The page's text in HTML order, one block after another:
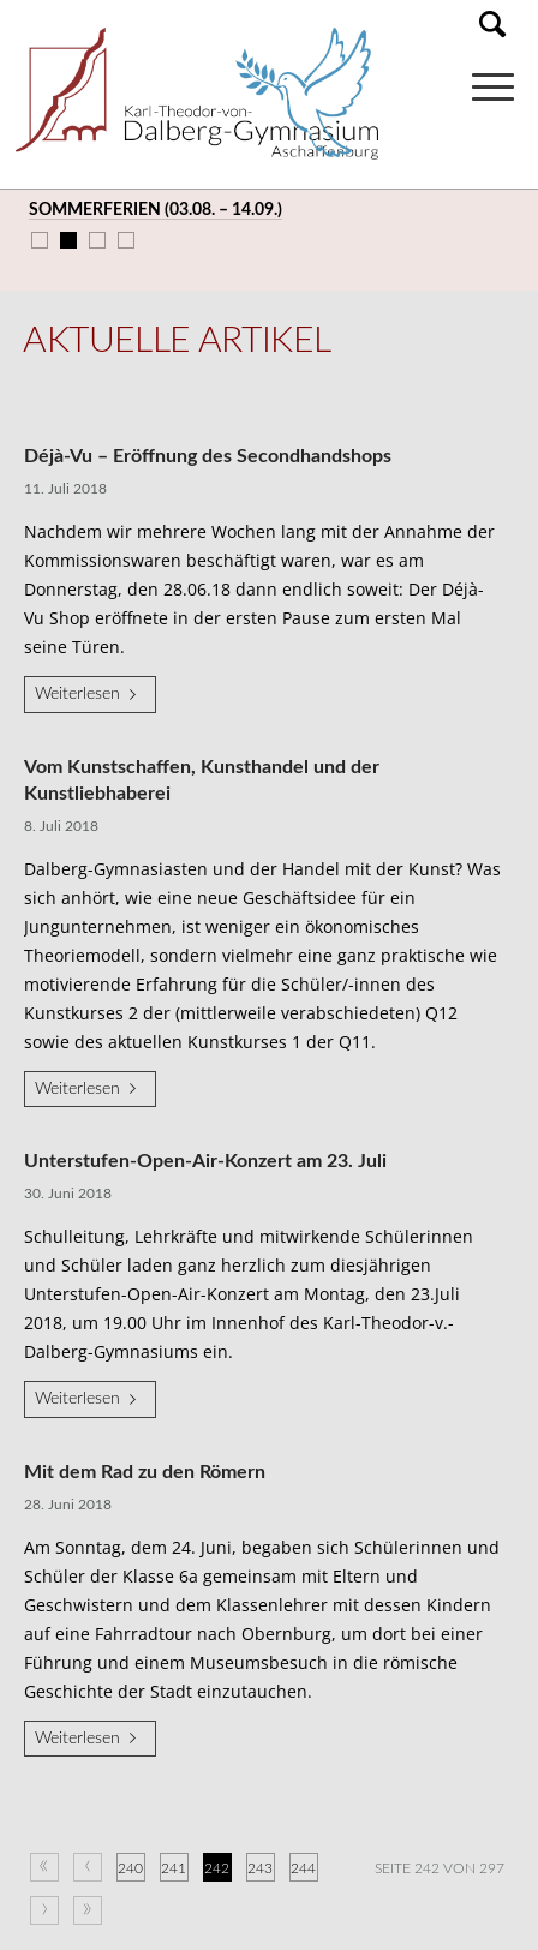
SOMMERFERIEN (03.08. – 14.09.)
AKTUELLE ARTIKEL
Déjà-Vu – Eröffnung des Secondhandshops
11. Juli 2018
Nachdem wir mehrere Wochen lang mit der Annahme der
Kommissionswaren beschäftigt waren, war es am
Donnerstag, den 28.06.18 dann endlich soweit: Der Déjà-
Vu Shop eröffnete in der ersten Pause zum ersten Mal
seine Türen.
Weiterlesen
Vom Kunstschaffen, Kunsthandel und der
Kunstliebhaberei
8. Juli 2018
Dalberg-Gymnasiasten und der Handel mit der Kunst? Was
sich anhört, wie eine neue Geschäftsidee für ein
Jungunternehmen, ist weniger ein ökonomisches
Theoriemodell, sondern vielmehr eine ganz praktische wie
motivierende Erfahrung für die Schüler/-innen des
Kunstkurses 2 der (mittlerweile verabschiedeten) Q12
sowie des aktuellen Kunstkurses 1 der Q11.
Weiterlesen
Unterstufen-Open-Air-Konzert am 23. Juli
30. Juni 2018
Schulleitung, Lehrkräfte und mitwirkende Schülerinnen
und Schüler laden ganz herzlich zum diesjährigen
Unterstufen-Open-Air-Konzert am Montag, den 23.Juli
2018, um 19.00 Uhr im Innenhof des Karl-Theodor-v.-
Dalberg-Gymnasiums ein.
Weiterlesen
Mit dem Rad zu den Römern
28. Juni 2018
Am Sonntag, dem 24. Juni, begaben sich Schülerinnen und
Schüler der Klasse 6a gemeinsam mit Eltern und
Geschwistern und dem Klassenlehrer mit dessen Kindern
auf eine Fahrradtour nach Obernburg, um dort bei einer
Führung und einem Museumsbesuch in die römische
Geschichte der Stadt einzutauchen.
Weiterlesen
SEITE 242 VON 297
« ‹ 240 241 242 243 244
› »